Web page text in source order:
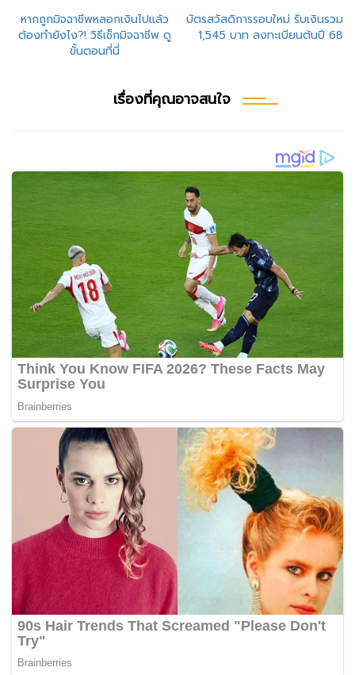
แนะแนว
เรื่อง
หากถูกมิจฉาชีพหลอกเงินไปแล้ว
ต้องทำยังไง?! วิธีเช็กมิจฉาชีพ ดู
ขั้นตอนที่นี่
บัตรสวัสดิการรอบใหม่ รับเงินรวม
1,545 บาท ลงทะเบียนต้นปี 68
เรื่องที่คุณอาจสนใจ